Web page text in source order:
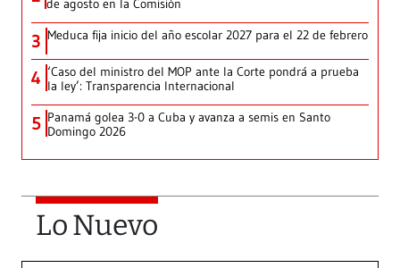
de agosto en la Comisión
3 Meduca fija inicio del año escolar 2027 para el 22 de febrero
4 ‘Caso del ministro del MOP ante la Corte pondrá a prueba
la ley’: Transparencia Internacional
5 Panamá golea 3-0 a Cuba y avanza a semis en Santo
Domingo 2026
Lo Nuevo